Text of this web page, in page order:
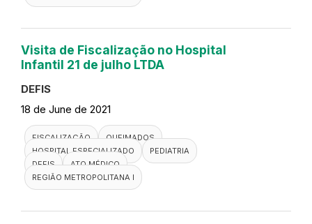
Visita de Fiscalização no Hospital
Infantil 21 de julho LTDA
DEFIS
18 de June de 2021
FISCALIZAÇÃO
QUEIMADOS
HOSPITAL ESPECIALIZADO
PEDIATRIA
DEFIS
ATO MÉDICO
REGIÃO METROPOLITANA I